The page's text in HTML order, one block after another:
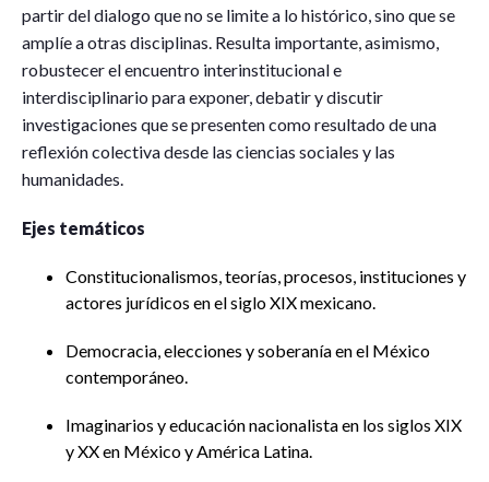
partir del dialogo que no se limite a lo histórico, sino que se
amplíe a otras disciplinas. Resulta importante, asimismo,
robustecer el encuentro interinstitucional e
interdisciplinario para exponer, debatir y discutir
investigaciones que se presenten como resultado de una
reflexión colectiva desde las ciencias sociales y las
humanidades.
Ejes temáticos
Constitucionalismos, teorías, procesos, instituciones y
actores jurídicos en el siglo XIX mexicano.
Democracia, elecciones y soberanía en el México
contemporáneo.
Imaginarios y educación nacionalista en los siglos XIX
y XX en México y América Latina.